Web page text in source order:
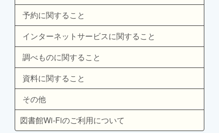
予約に関すること
インターネットサービスに関すること
調べものに関すること
資料に関すること
その他
図書館Wi-Fiのご利用について